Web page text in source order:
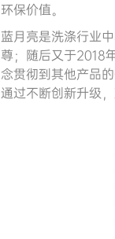
环保价值。
蓝月亮是洗涤行业
尊；随后又于2018
念贯彻到其他产品
通过不断创新升级